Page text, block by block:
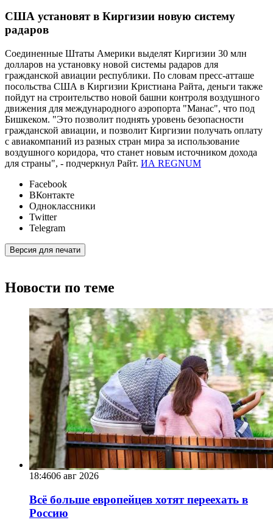
США установят в Киргизии новую систему
радаров
Соединенные Штаты Америки выделят Киргизии 30 млн
долларов на установку новой системы радаров для
гражданской авиации республики. По словам пресс-атташе
посольства США в Киргизии Кристиана Райта, деньги также
пойдут на строительство новой башни контроля воздушного
движения для международного аэропорта "Манас", что под
Бишкеком. "Это позволит поднять уровень безопасности
гражданской авиации, и позволит Киргизии получать оплату
с авиакомпаний из разных стран мира за использование
воздушного коридора, что станет новым источником дохода
для страны", - подчеркнул Райт. ИА REGNUM
Facebook
ВКонтакте
Одноклассники
Twitter
Telegram
Версия для печати
Новости по теме
18:4606 авг 2026
Всё больше европейцев хотят переехать в
Россию